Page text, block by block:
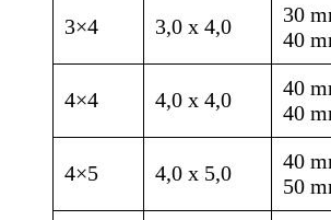
3×4 3,0 x 4,0
30
40
4×4 4,0 x 4,0
40
40
4×5 4,0 x 5,0
40
50